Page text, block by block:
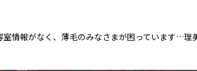
室情報がなく、薄毛のみなさまが困っています…